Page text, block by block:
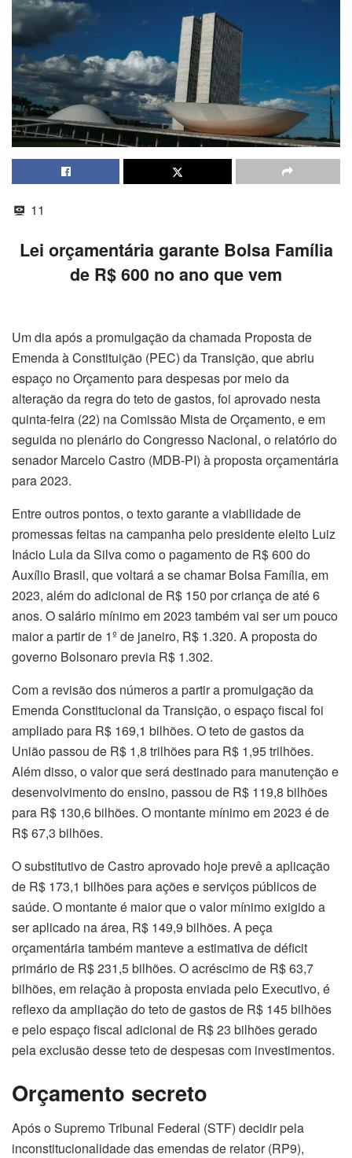
11
Lei orçamentária garante Bolsa Família
de R$ 600 no ano que vem
Um dia após a promulgação da chamada Proposta de
Emenda à Constituição (PEC) da Transição, que abriu
espaço no Orçamento para despesas por meio da
alteração da regra do teto de gastos, foi aprovado nesta
quinta-feira (22) na Comissão Mista de Orçamento, e em
seguida no plenário do Congresso Nacional, o relatório do
senador Marcelo Castro (MDB-PI) à proposta orçamentária
para 2023.
Entre outros pontos, o texto garante a viabilidade de
promessas feitas na campanha pelo presidente eleito Luiz
Inácio Lula da Silva como o pagamento de R$ 600 do
Auxílio Brasil, que voltará a se chamar Bolsa Família, em
2023, além do adicional de R$ 150 por criança de até 6
anos. O salário mínimo em 2023 também vai ser um pouco
maior a partir de 1º de janeiro, R$ 1.320. A proposta do
governo Bolsonaro previa R$ 1.302.
Com a revisão dos números a partir a promulgação da
Emenda Constitucional da Transição, o espaço fiscal foi
ampliado para R$ 169,1 bilhões. O teto de gastos da
União passou de R$ 1,8 trilhões para R$ 1,95 trilhões.
Além disso, o valor que será destinado para manutenção e
desenvolvimento do ensino, passou de R$ 119,8 bilhões
para R$ 130,6 bilhões. O montante mínimo em 2023 é de
R$ 67,3 bilhões.
O substitutivo de Castro aprovado hoje prevê a aplicação
de R$ 173,1 bilhões para ações e serviços públicos de
saúde. O montante é maior que o valor mínimo exigido a
ser aplicado na área, R$ 149,9 bilhões. A peça
orçamentária também manteve a estimativa de déficit
primário de R$ 231,5 bilhões. O acréscimo de R$ 63,7
bilhões, em relação à proposta enviada pelo Executivo, é
reflexo da ampliação do teto de gastos de R$ 145 bilhões
e pelo espaço fiscal adicional de R$ 23 bilhões gerado
pela exclusão desse teto de despesas com investimentos.
Orçamento secreto
Após o Supremo Tribunal Federal (STF) decidir pela
inconstitucionalidade das emendas de relator (RP9),